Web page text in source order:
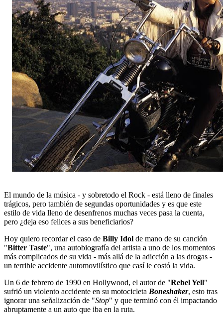
El mundo de la música - y sobretodo el Rock - está lleno de finales
trágicos, pero también de segundas oportunidades y es que este
estilo de vida lleno de desenfrenos muchas veces pasa la cuenta,
pero ¿deja eso felices a sus beneficiarios?
Hoy quiero recordar el caso de Billy Idol de mano de su canción
"Bitter Taste", una autobiografía del artista a uno de los momentos
más complicados de su vida - más allá de la adicción a las drogas -
un terrible accidente automovilístico que casí le costó la vida.
Un 6 de febrero de 1990 en Hollywood, el autor de "Rebel Yell"
sufrió un violento accidente en su motocicleta Boneshaker, esto tras
ignorar una señalización de "Stop" y que terminó con él impactando
abruptamente a un auto que iba en la ruta.